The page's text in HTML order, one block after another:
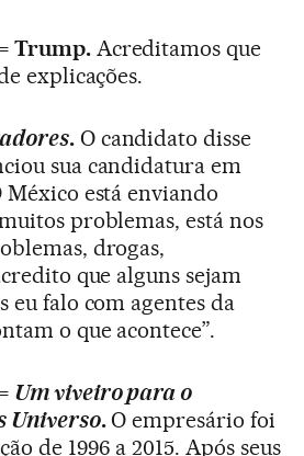
Trump.Acreditamos que
explicações.
.O candidato disse
sua candidatura em
México está enviando
problemas, está nos
drogas,
que alguns sejam
eu falo com agentes da
o que acontece”.
Um viveiro para o
Universo.O empresário foi
de 1996 a 2015. Após seus